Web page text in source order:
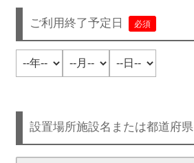
ご利用終了予定日 必須
設置場所施設名または都道府県